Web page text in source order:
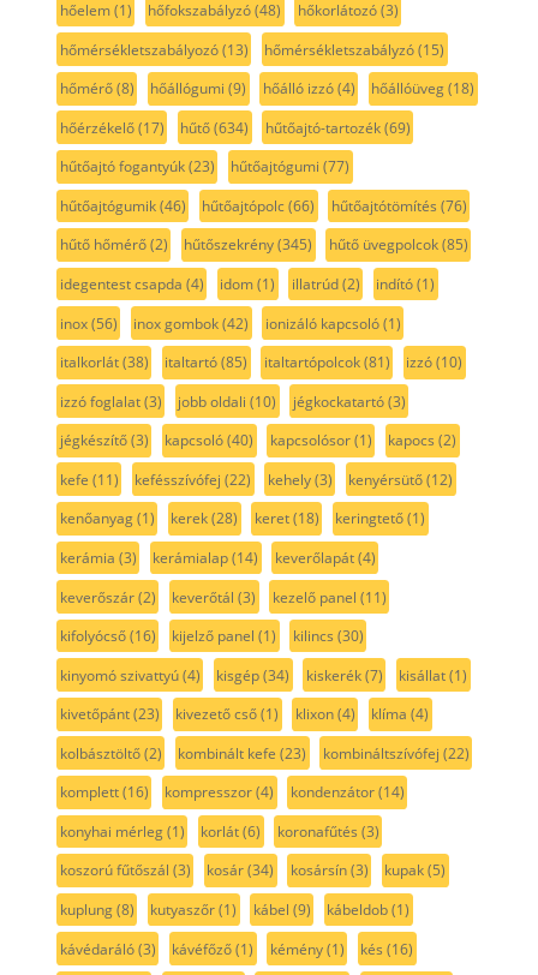
hőelem(1) hőfokszabályzó(48) hőkorlátozó(3)
hőmérsékletszabályozó(13) hőmérsékletszabályzó(15)
hőmérő(8) hőállógumi (9) hőálló izzó(4) hőállóüveg(18)
hőérzékelő(17) hűtő(634) hűtőajtó-tartozék(69)
hűtőajtó fogantyúk(23) hűtőajtógumi (77)
hűtőajtógumik(46) hűtőajtópolc(66) hűtőajtótömítés (76)
hűtő hőmérő(2) hűtőszekrény(345) hűtő üvegpolcok(85)
idegentest csapda (4) idom(1) illatrúd(2) indító(1)
inox(56) inox gombok(42) ionizáló kapcsoló(1)
italkorlát(38) italtartó(85) italtartópolcok(81) izzó(10)
izzó foglalat(3) jobb oldali (10) jégkockatartó(3)
jégkészítő(3) kapcsoló(40) kapcsolósor(1) kapocs (2)
kefe (11) kefésszívófej (22) kehely(3) kenyérsütő(12)
kenőanyag(1) kerek(28) keret(18) keringtető(1)
kerámia (3) kerámialap(14) keverőlapát(4)
keverőszár(2) keverőtál (3) kezelő panel (11)
kifolyócső(16) kijelző panel (1) kilincs (30)
kinyomó szivattyú(4) kisgép(34) kiskerék(7) kisállat(1)
kivetőpánt(23) kivezető cső(1) klixon(4) klíma (4)
kolbásztöltő(2) kombinált kefe (23) kombináltszívófej (22)
komplett(16) kompresszor(4) kondenzátor(14)
konyhai mérleg(1) korlát(6) koronafűtés (3)
koszorú fűtőszál (3) kosár(34) kosársín(3) kupak(5)
kuplung(8) kutyaszőr(1) kábel (9) kábeldob(1)
kávédaráló(3) kávéfőző(1) kémény(1) kés (16)